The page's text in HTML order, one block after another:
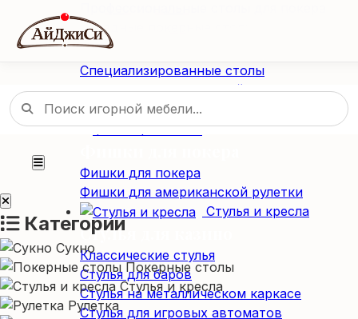
Складные покерные столы
Специализированные столы
Специализированные столы
Столы для американской рулетки
Столы из массива дерева
Фишки / Жетоны
Фишки для покера
Фишки для американской рулетки
Стулья и кресла
Стулья для казино
Классические стулья
Стулья для баров
Стулья на металлическом каркасе
Стулья для игровых автоматов
Категории
Сукно
Покерные столы
Стулья и кресла
Рулетка